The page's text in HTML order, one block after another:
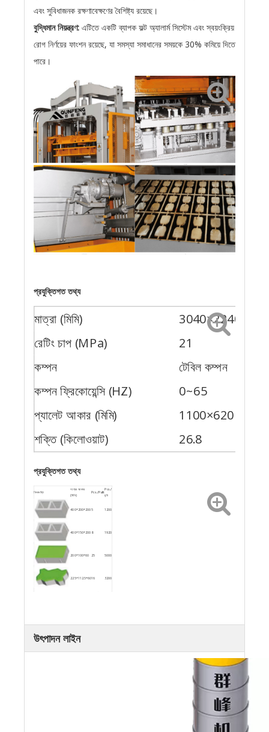
এবং সুবিধাজনক রক্ষণাবেক্ষণের বৈশিষ্ট্য রয়েছে।
বুদ্ধিমান নিয়ন্ত্রণ: এটিতে একটি ব্যাপক ফল্ট অ্যালার্ম সিস্টেম এবং স্বয়ংক্রিয়
রোগ নির্ণয়ের ফাংশন রয়েছে, যা সমস্যা সমাধানের সময়কে 30% কমিয়ে দিতে
পারে।
প্রযুক্তিগত তথ্য
মাত্রা (মিমি)
রেটিং চাপ (MPa)
21
কম্পন টেবিল কম্পন
কম্পন ফ্রিকোয়েন্সি (HZ)
0~65
প্যালেট আকার (মিমি)
1100×620
শক্তি (কিলোওয়াট)
26.8
প্রযুক্তিগত তথ্য
কিংবদন্তি
পণ্যের আকার
(মিমি)
Pcs./Pallt
Pcs./
ঘন্টা
400*200*2005 1200
400*150*200 8 1920
200*100*60 25 5000
225*112.5*6016 3200
উৎপাদন লাইন